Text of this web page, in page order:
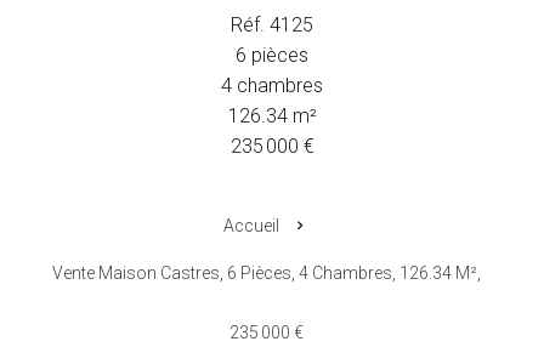
Réf. 4125
6 pièces
4 chambres
126.34 m²
235 000 €
Accueil
Vente Maison Castres, 6 Pièces, 4 Chambres, 126.34 M²,
235 000 €